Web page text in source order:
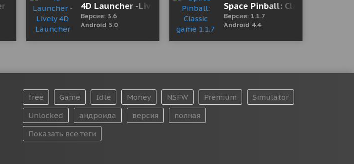
Blacksmith - Best Idle Tap Games4D Launcher -Lively 4D Launcher 3.6 Mod (Premium)
Версия: 3.6
Android 5.0
Space Pinball: Classic game
Версия: 1.1.7
Android 4.4
free Game Idle Money NSFW Premium
Simulator
Unlocked
андроида версия
полная
Показать все теги